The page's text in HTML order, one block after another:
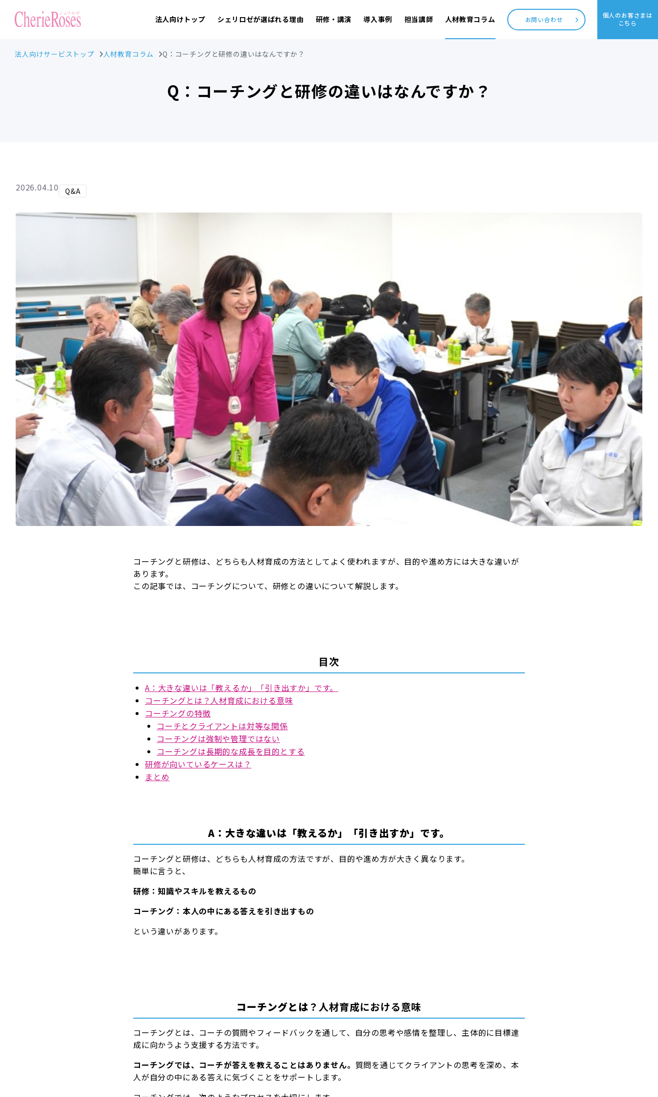
法人向けトップ シェリロゼが選ばれる理由 研修・講演 導入事例 担当講師 人材教育コラム お問い合わせ
個人のお客さまは
こちら
法人向けサービストップ 人材教育コラム Q：コーチングと研修の違いはなんですか？
Q：コーチングと研修の違いはなんですか？
2026.04.10 Q&A
コーチングと研修は、どちらも人材育成の方法としてよく使われますが、目的や進め方には大きな違いが
あります。
この記事では、コーチングについて、研修との違いについて解説します。
目次
A：大きな違いは「教えるか」「引き出すか」です。
コーチングとは？人材育成における意味
コーチングの特徴
コーチとクライアントは対等な関係
コーチングは強制や管理ではない
コーチングは長期的な成長を目的とする
研修が向いているケースは？
まとめ
A：大きな違いは「教えるか」「引き出すか」です。
コーチングと研修は、どちらも人材育成の方法ですが、目的や進め方が大きく異なります。
簡単に言うと、
研修：知識やスキルを教えるもの
コーチング：本人の中にある答えを引き出すもの
という違いがあります。
コーチングとは ？人材育成における意味
コーチングとは、コーチの質問やフィードバックを通して、自分の思考や感情を整理し、主体的に目標達
成に向かうよう支援する方法です。
コーチングでは、コーチが答えを教えることはありません。 質問を通じてクライアントの思考を深め、本
人が自分の中にある答えに気づくことをサポートします。